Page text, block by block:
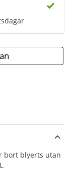
bort blyerts utan